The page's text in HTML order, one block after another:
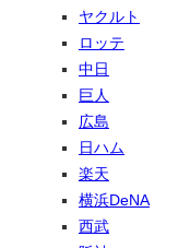
ヤクルト
ロッテ
中日
巨人
広島
日ハム
楽天
横浜DeNA
西武